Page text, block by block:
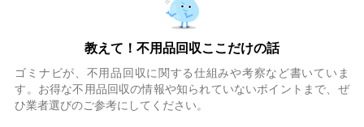
教えて！不用品回収ここだけの話
ゴミナビが、不用品回収に関する仕組みや考察など書いていま
す。お得な不用品回収の情報や知られていないポイントまで、ぜ
ひ業者選びのご参考にしてください。